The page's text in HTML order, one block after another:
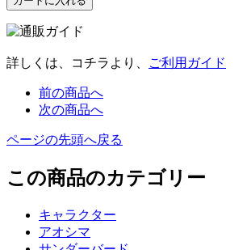
詳しくは、コチラより、 ご利用ガイド
前の商品へ
次の商品へ
ページの先頭へ戻る
この商品のカテゴリー
キャラクター
アオシマ